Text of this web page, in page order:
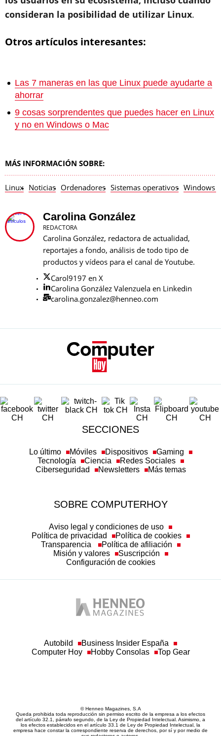
consideran la posibilidad de utilizar Linux.
Otros artículos interesantes:
Las 7 maneras en las que Linux puede ayudarte a
ahorrar
9 cosas sorprendentes que puedes hacer en Linux
y no en Windows o Mac
MÁS INFORMACIÓN SOBRE:
Linux Noticias Ordenadores Sistemas operativos Windows 7
Carolina González
REDACTORA
Carolina González, redactora de actualidad,
reportajes a fondo, análisis de todo tipo de
productos y vídeos para el canal de Youtube.
Carol9197 en X
Carolina González Valenzuela en Linkedin
carolina.gonzalez@henneo.com
SECCIONES
Lo último Móviles Dispositivos
Gaming
Tecnología
Ciencia
Redes Sociales
Ciberseguridad
Newsletters Más temas
SOBRE COMPUTERHOY
Aviso legal y condiciones de uso
Política de privacidad
Política de cookies
Transparencia
Política de afiliación
Misión y valores
Suscripción
Configuración de cookies
Autobild
Business Insider España
Computer Hoy
Hobby Consolas Top Gear
© Henneo Magazines, S.A
Queda prohibida toda reproducción sin permiso escrito de la empresa a los efectos
del artículo 32.1, párrafo segundo, de la Ley de Propiedad Intelectual. Asimismo, a
los efectos establecidos en el artículo 33.1 de Ley de Propiedad Intelectual, la
empresa hace constar la correspondiente reserva de derechos, por sí y por medio de